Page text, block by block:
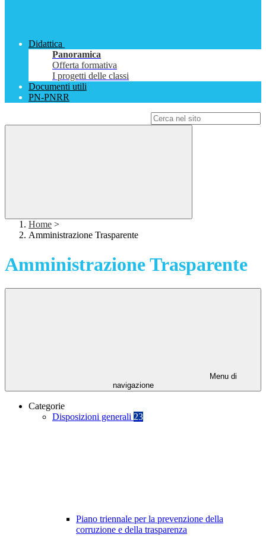
Didattica
Panoramica
Offerta formativa
I progetti delle classi
Documenti utili
PN-PNRR
Home >
Amministrazione Trasparente
Amministrazione Trasparente
Menu di
navigazione
Categorie
Disposizioni generali 23
Piano triennale per la prevenzione della
corruzione e della trasparenza